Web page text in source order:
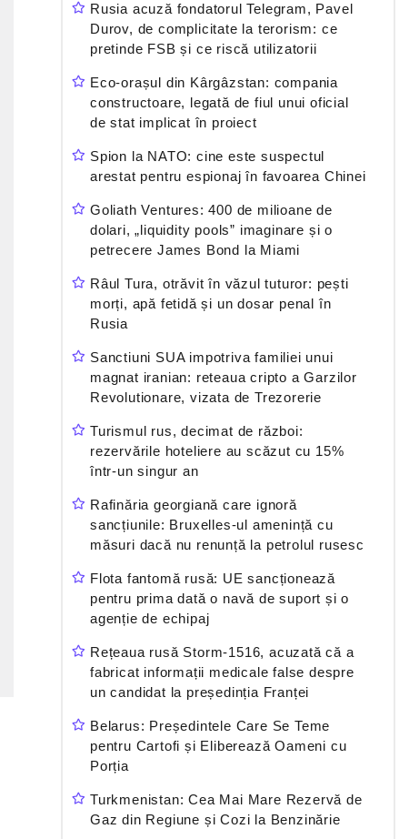
Rusia acuză fondatorul Telegram, Pavel
Durov, de complicitate la terorism: ce
pretinde FSB și ce riscă utilizatorii
Eco-orașul din Kârgâzstan: compania
constructoare, legată de fiul unui oficial
de stat implicat în proiect
Spion la NATO: cine este suspectul
arestat pentru espionaj în favoarea Chinei
Goliath Ventures: 400 de milioane de
dolari, „liquidity pools” imaginare și o
petrecere James Bond la Miami
Râul Tura, otrăvit în văzul tuturor: pești
morți, apă fetidă și un dosar penal în
Rusia
Sanctiuni SUA impotriva familiei unui
magnat iranian: reteaua cripto a Garzilor
Revolutionare, vizata de Trezorerie
Turismul rus, decimat de război:
rezervările hoteliere au scăzut cu 15%
într-un singur an
Rafinăria georgiană care ignoră
sancțiunile: Bruxelles-ul amenință cu
măsuri dacă nu renunță la petrolul rusesc
Flota fantomă rusă: UE sancționează
pentru prima dată o navă de suport și o
agenție de echipaj
Rețeaua rusă Storm-1516, acuzată că a
fabricat informații medicale false despre
un candidat la președinția Franței
Belarus: Președintele Care Se Teme
pentru Cartofi și Eliberează Oameni cu
Porția
Turkmenistan: Cea Mai Mare Rezervă de
Gaz din Regiune și Cozi la Benzinărie